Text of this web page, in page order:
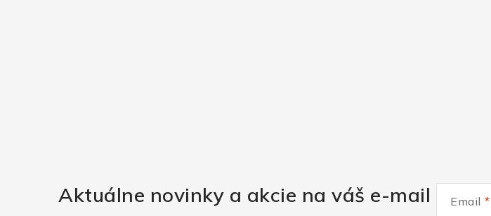
Aktuálne novinky a akcie na váš e-mail Email